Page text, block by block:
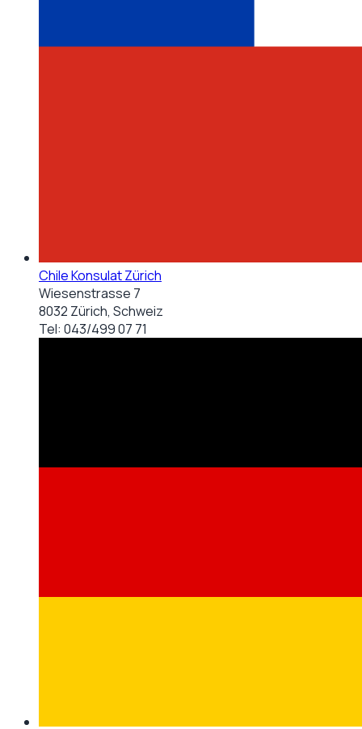
Chile Konsulat Zürich
Wiesenstrasse 7
8032 Zürich, Schweiz
Tel: 043/499 07 71